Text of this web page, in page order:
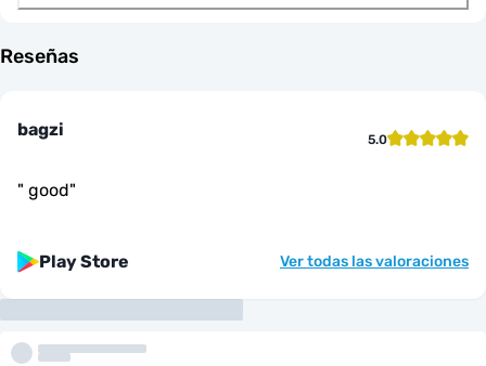
Reseñas
bagzi 5.0
" good"
Play Store Ver todas las valoraciones